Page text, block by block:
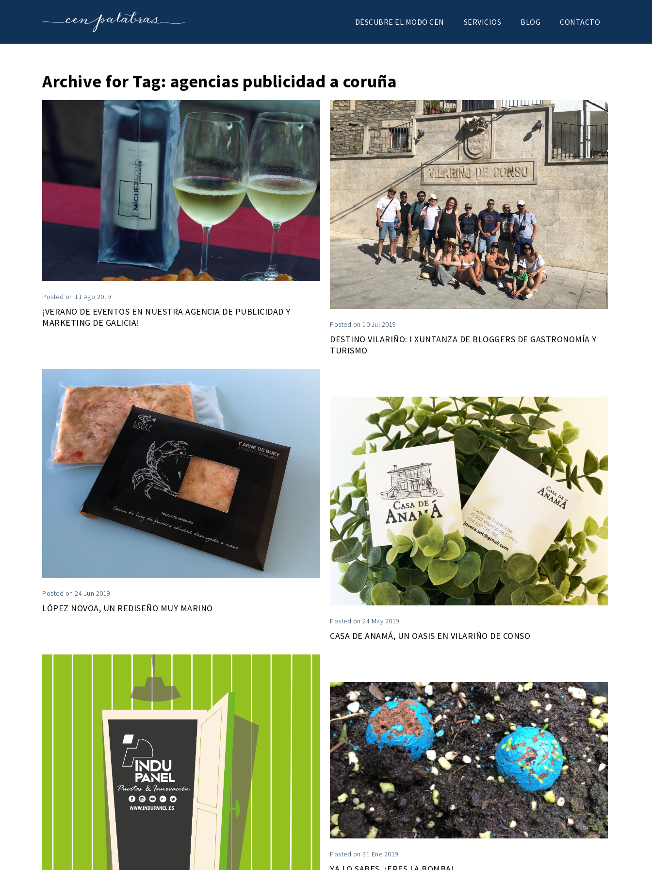
DESCUBRE EL MODO CEN SERVICIOS BLOG CONTACTO
Archive for Tag: agencias publicidad a coruña
Posted on 11 Ago 2019
¡VERANO DE EVENTOS EN NUESTRA AGENCIA DE PUBLICIDAD Y
MARKETING DE GALICIA!
Posted on 10 Jul 2019
DESTINO VILARIÑO: I XUNTANZA DE BLOGGERS DE GASTRONOMÍA Y
TURISMO
Posted on 24 Jun 2019
LÓPEZ NOVOA, UN REDISEÑO MUY MARINO
Posted on 24 May 2019
CASA DE ANAMÁ, UN OASIS EN VILARIÑO DE CONSO
Posted on 31 Ene 2019